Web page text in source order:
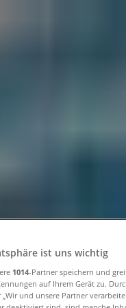
»
ist uns wichtig
1014-Partner speichern und
auf Ihrem Gerät zu.
und unsere Partner